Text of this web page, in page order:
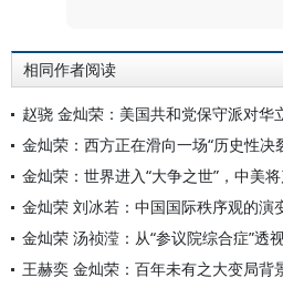
相同作者阅读
赵骁 金灿荣：美国共和党保守派对华
金灿荣：西方正在滑向一场“历史性决
金灿荣：世界进入“大争之世”，中美
金灿荣 刘冰若：中国国际秩序观的演
金灿荣 汤祯滢：从“参议院综合症”透
王赫奕 金灿荣：百年未有之大变局背